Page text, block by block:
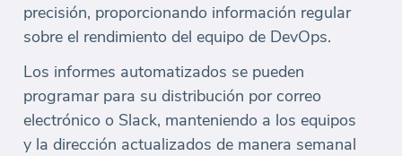
precisión, proporcionando información regular
sobre el rendimiento del equipo de DevOps.
Los informes automatizados se pueden
programar para su distribución por correo
electrónico o Slack, manteniendo a los equipos
y la dirección actualizados de manera semanal